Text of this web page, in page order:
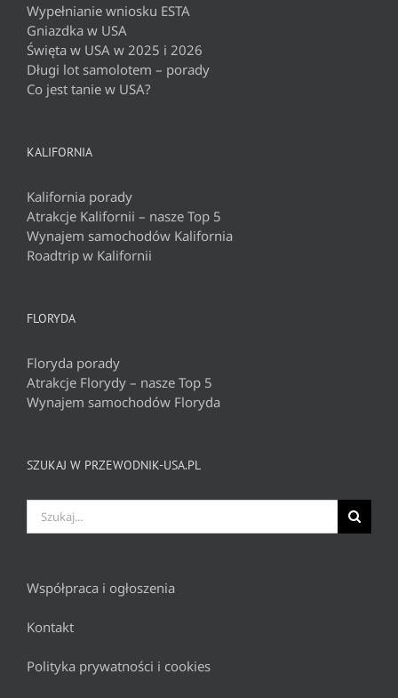
Wypełnianie wniosku ESTA
Gniazdka w USA
Święta w USA w 2025 i 2026
Długi lot samolotem – porady
Co jest tanie w USA?
KALIFORNIA
Kalifornia porady
Atrakcje Kalifornii – nasze Top 5
Wynajem samochodów Kalifornia
Roadtrip w Kalifornii
FLORYDA
Floryda porady
Atrakcje Florydy – nasze Top 5
Wynajem samochodów Floryda
SZUKAJ W PRZEWODNIK-USA.PL
Szukaj
Współpraca i ogłoszenia
Kontakt
Polityka prywatności i cookies